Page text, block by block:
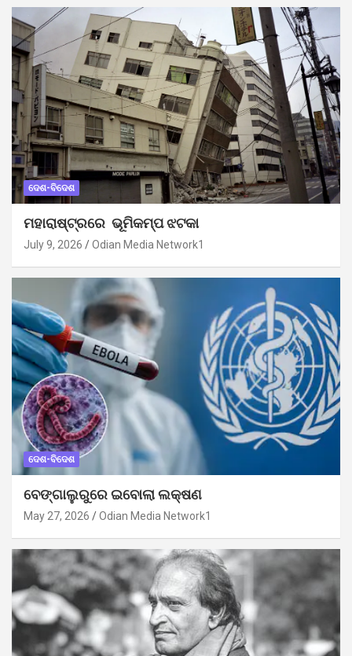
ଦେଶ-ବିଦେଶ
ମହାରାଷ୍ଟ୍ରରେ ଭୂମିକମ୍ପ ଝଟକା
July 9, 2026 Odian Media Network1
ଦେଶ-ବିଦେଶ
ବେଙ୍ଗାଲୁରୁରେ ଇବୋଲା ଲକ୍ଷଣ
May 27, 2026 Odian Media Network1